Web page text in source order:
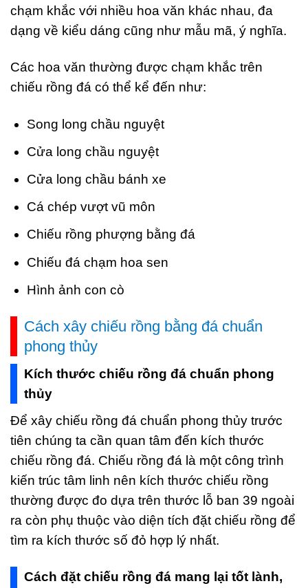
chạm khắc với nhiều hoa văn khác nhau, đa
dạng về kiểu dáng cũng như mẫu mã, ý nghĩa.
Các hoa văn thường được chạm khắc trên
chiếu rồng đá có thể kể đến như:
Song long chầu nguyệt
Cửa long chầu nguyệt
Cửa long chầu bánh xe
Cá chép vượt vũ môn
Chiếu rồng phượng bằng đá
Chiếu đá chạm hoa sen
Hình ảnh con cò
Cách xây chiếu rồng bằng đá chuẩn
phong thủy
Kích thước chiếu rồng đá chuẩn phong
thủy
Để xây chiếu rồng đá chuẩn phong thủy trước
tiên chúng ta cần quan tâm đến kích thước
chiếu rồng đá. Chiếu rồng đá là một công trình
kiến trúc tâm linh nên kích thước chiếu rồng
thường được đo dựa trên thước lỗ ban 39 ngoài
ra còn phụ thuộc vào diện tích đặt chiếu rồng để
tìm ra kích thước số đỏ hợp lý nhất.
Cách đặt chiếu rồng đá mang lại tốt lành,